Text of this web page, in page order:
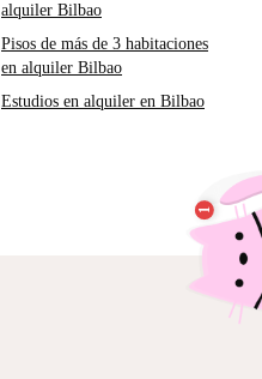
alquiler Bilbao
Pisos de más de 3 habitaciones
en alquiler Bilbao
Estudios en alquiler en Bilbao